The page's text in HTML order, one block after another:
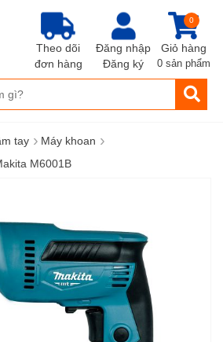
Đăng nhập
Đăng ký
Giỏ hàng
0
0 sản phẩm
Theo dõi
đơn hàng
tay › Máy khoan ›
M6001B